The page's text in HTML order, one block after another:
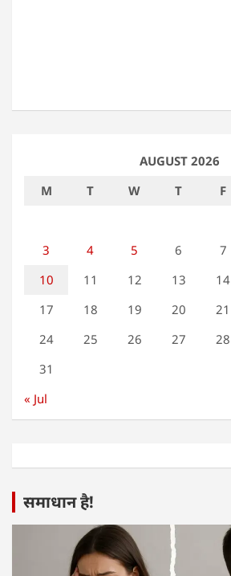
AUGUST 2026
M
T W T F
3
4 5 6 7
10
11 12 13 14
17
18 19 20 21
24
25 26 27 28
31
« Jul
समाधान है!